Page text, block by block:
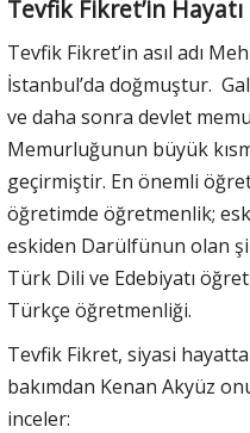
Tevfik Fikret’in Hayatı
Tevfik Fikret’in asıl adı
İstanbul’da doğmuştur.
ve daha sonra devlet
Memurluğunun büyük
geçirmiştir. En önemli
öğretimde öğretmenlik;
eskiden Darülfünun olan
Türk Dili ve Edebiyatı
Türkçe öğretmenliği.
Tevfik Fikret, siyasi
bakımdan Kenan Akyüz
inceler: